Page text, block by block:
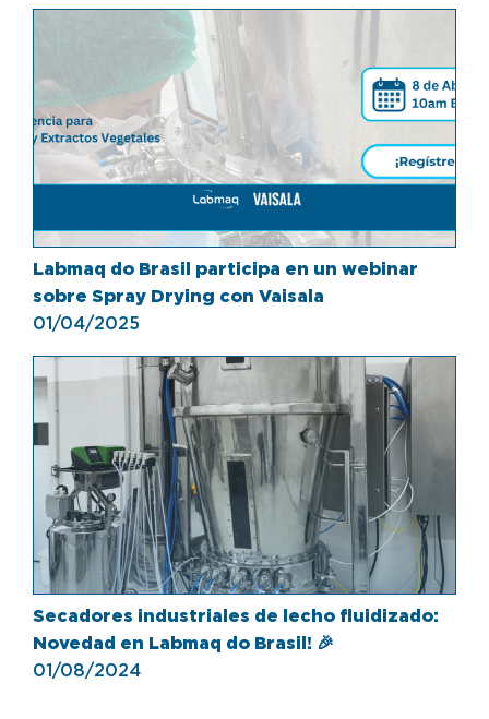
Labmaq do Brasil participa en un webinar
sobre Spray Drying con Vaisala
01/04/2025
Secadores industriales de lecho fluidizado:
Novedad en Labmaq do Brasil! 🎉
01/08/2024